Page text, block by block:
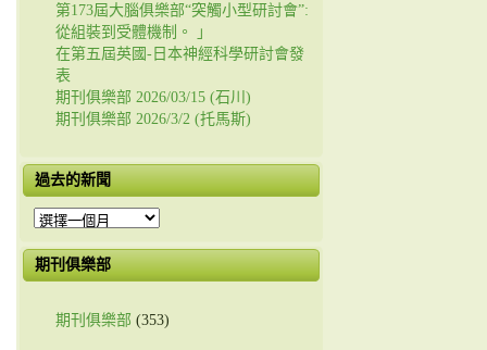
第173屆大腦俱樂部“突觸小型研討會”:
從組裝到受體機制。 」
在第五屆英國-日本神經科學研討會發
表
期刊俱樂部 2026/03/15 (石川)
期刊俱樂部 2026/3/2 (托馬斯)
過去的新聞
過
的
新
期刊俱樂部
期刊俱樂部 (353)